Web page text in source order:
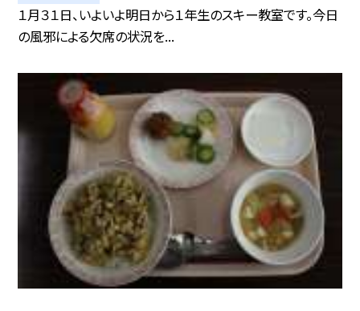
１月３１日、いよいよ明日から１年生のスキー教室です。今日
の風邪による欠席の状況を...